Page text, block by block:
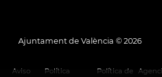
Ajuntament de València © 2026
Aviso
Política
Política de